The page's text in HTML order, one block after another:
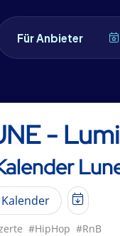
Für Anbieter
-
Kalender
#HipHop #RnB